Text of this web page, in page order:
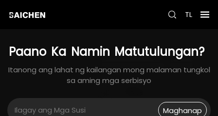
TL
Paano Ka Namin Matutulungan?
Itanong ang lahat ng kailangan mong malaman tungkol
sa aming mga serbisyo
Maghanap